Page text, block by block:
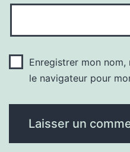
Enregistrer mon
le navigateur pour